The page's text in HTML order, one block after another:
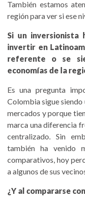
También estamos
región para ver si ese
Si un inversionista
invertir en
referente o se
economías de la
Es una pregunta
Colombia sigue
mercados y porque
marca una diferencia
centralizado. Sin
también ha venido
comparativos, hoy
a algunos de sus
¿Y al compararse